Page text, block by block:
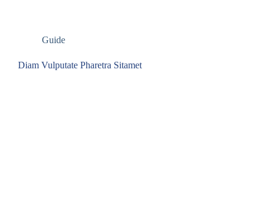
Guide
Diam Vulputate Pharetra Sitamet